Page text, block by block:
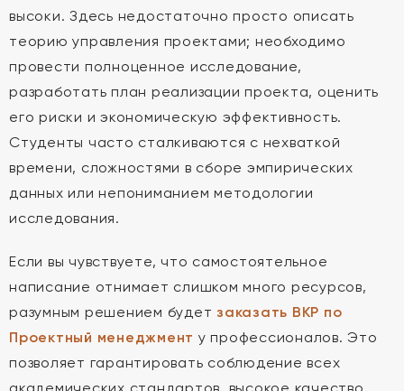
высоки. Здесь недостаточно просто описать
теорию управления проектами; необходимо
провести полноценное исследование,
разработать план реализации проекта, оценить
его риски и экономическую эффективность.
Студенты часто сталкиваются с нехваткой
времени, сложностями в сборе эмпирических
данных или непониманием методологии
исследования.
Если вы чувствуете, что самостоятельное
написание отнимает слишком много ресурсов,
разумным решением будет заказать ВКР по
Проектный менеджмент у профессионалов. Это
позволяет гарантировать соблюдение всех